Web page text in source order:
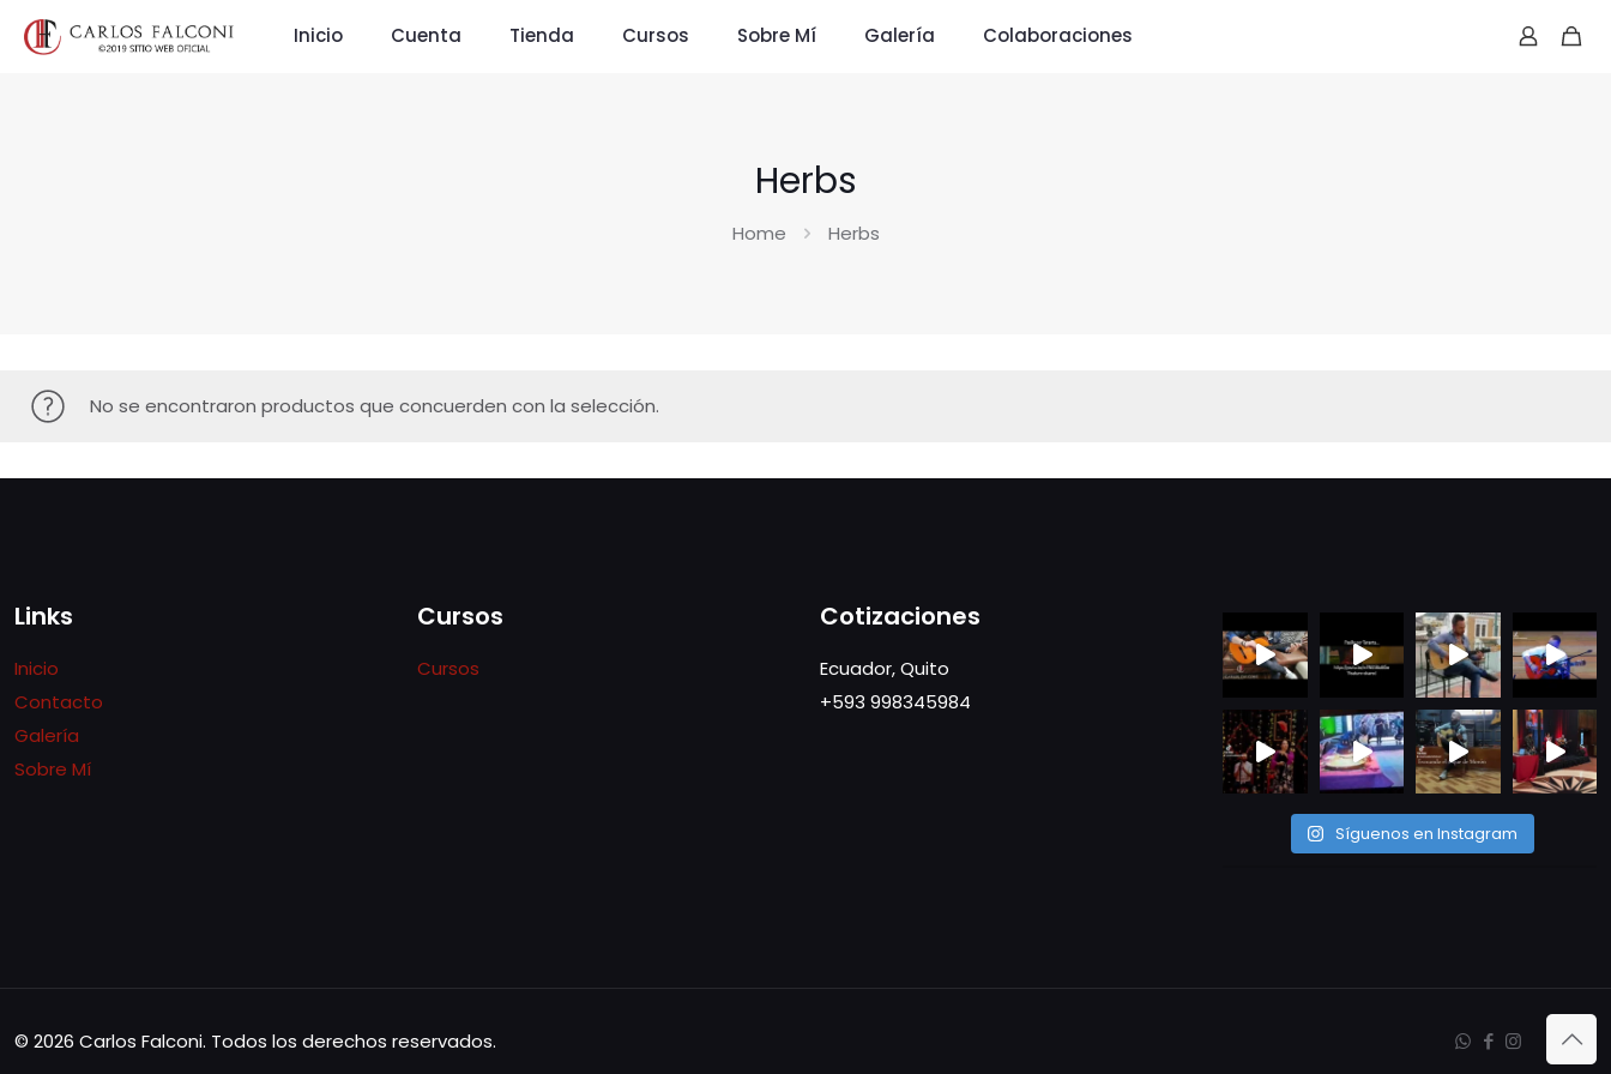
Inicio Cuenta Tienda Cursos Sobre Mí Galería Colaboraciones
Herbs
Home Herbs
No se encontraron productos que concuerden con la selección.
Links
Inicio
Contacto
Galería
Sobre Mí
Cursos
Cursos
Cotizaciones
Ecuador, Quito
+593 998345984
Síguenos en Instagram
© 2026 Carlos Falconi. Todos los derechos reservados.